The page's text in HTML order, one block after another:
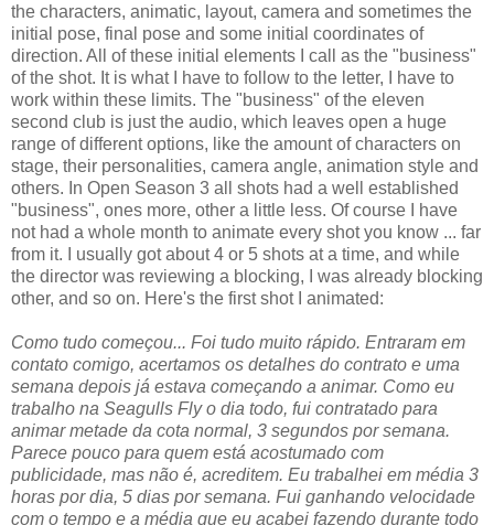
the characters, animatic, layout, camera and sometimes the
initial pose, final pose and some initial coordinates of
direction. All of these initial elements I call as the "business"
of the shot. It is what I have to follow to the letter, I have to
work within these limits. The "business" of the eleven
second club is just the audio, which leaves open a huge
range of different options, like the amount of characters on
stage, their personalities, camera angle, animation style and
others. In Open Season 3 all shots had a well established
"business", ones more, other a little less. Of course I have
not had a whole month to animate every shot you know ... far
from it. I usually got about 4 or 5 shots at a time, and while
the director was reviewing a blocking, I was already blocking
other, and so on. Here's the first shot I animated:
Como tudo começou... Foi tudo muito rápido. Entraram em
contato comigo, acertamos os detalhes do contrato e uma
semana depois já estava começando a animar. Como eu
trabalho na Seagulls Fly o dia todo, fui contratado para
animar metade da cota normal, 3 segundos por semana.
Parece pouco para quem está acostumado com
publicidade, mas não é, acreditem. Eu trabalhei em média 3
horas por dia, 5 dias por semana. Fui ganhando velocidade
com o tempo e a média que eu acabei fazendo durante todo